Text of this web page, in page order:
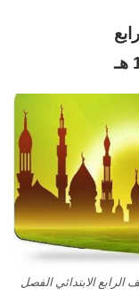
الابتدائي الفصل